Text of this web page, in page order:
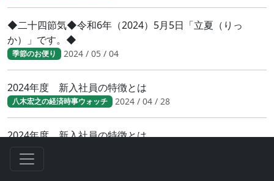
◆二十四節気◆令和6年（2024）5月5日「立夏（りっ
か）」です。◆
季節のお便り 2024 / 05 / 04
2024年度 新入社員の特徴とは
八木宏之の経済時事ウォッチ 2024 / 04 / 28
2024年度 新入社員の特徴とは